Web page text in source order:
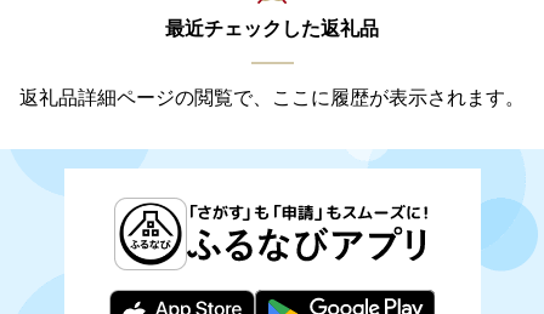
最近チェックした返礼品
返礼品詳細ページの閲覧で、ここに履歴が表示されます。